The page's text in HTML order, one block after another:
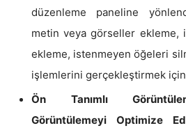
düzenleme paneline
metin veya görseller ekleme,
ekleme, istenmeyen öğeleri
işlemlerini gerçekleştirmek
Ön Tanımlı
Görüntülemeyi Optimize